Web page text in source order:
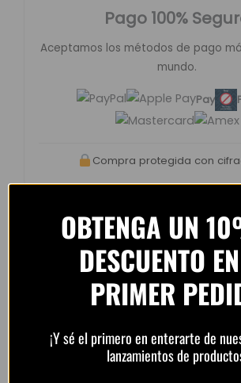
Pago 100%
Aceptamos los métodos de pago
mundo.
Pay
Compra protegida con
Opiniones de
PlayFutbol
opiniones
OBTENGA UN
DESCUENTO
PRIMER
¡Y sé el primero en enterarte de
lanzamientos de